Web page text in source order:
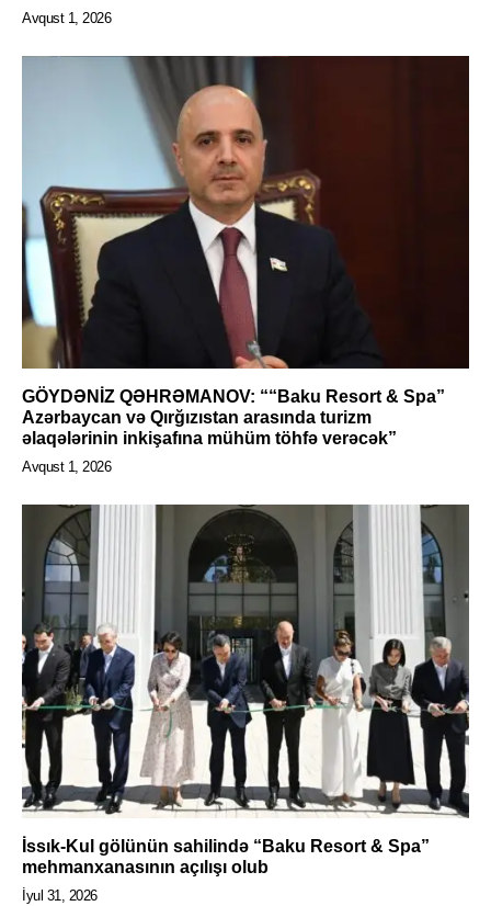
Avqust 1, 2026
GÖYDƏNİZ QƏHRƏMANOV: ““Baku Resort & Spa”
Azərbaycan və Qırğızıstan arasında turizm
əlaqələrinin inkişafına mühüm töhfə verəcək”
Avqust 1, 2026
İssık-Kul gölünün sahilində “Baku Resort & Spa”
mehmanxanasının açılışı olub
İyul 31, 2026